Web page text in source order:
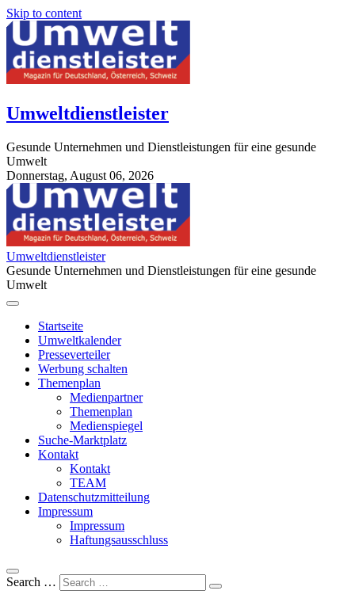
Skip to content
Umweltdienstleister
Gesunde Unternehmen und Dienstleistungen für eine gesunde
Umwelt
Donnerstag, August 06, 2026
StuttgartApotheke.com
Umweltdienstleister
Gesunde Unternehmen und Dienstleistungen für eine gesunde
Umwelt
Startseite
Umweltkalender
Presseverteiler
Werbung schalten
Themenplan
Medienpartner
Themenplan
Medienspiegel
Suche-Marktplatz
Kontakt
Kontakt
TEAM
Datenschutzmitteilung
Impressum
Impressum
Haftungsausschluss
Search …